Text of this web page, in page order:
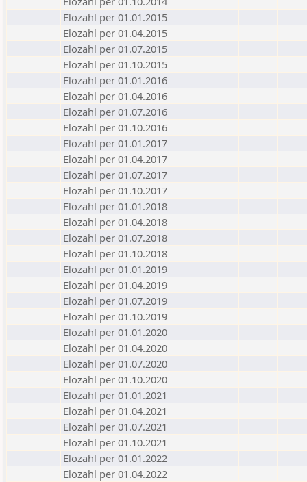
Elozahl per 01.01.2015
Elozahl per 01.04.2015
Elozahl per 01.07.2015
Elozahl per 01.10.2015
Elozahl per 01.01.2016
Elozahl per 01.04.2016
Elozahl per 01.07.2016
Elozahl per 01.10.2016
Elozahl per 01.01.2017
Elozahl per 01.04.2017
Elozahl per 01.07.2017
Elozahl per 01.10.2017
Elozahl per 01.01.2018
Elozahl per 01.04.2018
Elozahl per 01.07.2018
Elozahl per 01.10.2018
Elozahl per 01.01.2019
Elozahl per 01.04.2019
Elozahl per 01.07.2019
Elozahl per 01.10.2019
Elozahl per 01.01.2020
Elozahl per 01.04.2020
Elozahl per 01.07.2020
Elozahl per 01.10.2020
Elozahl per 01.01.2021
Elozahl per 01.04.2021
Elozahl per 01.07.2021
Elozahl per 01.10.2021
Elozahl per 01.01.2022
Elozahl per 01.04.2022